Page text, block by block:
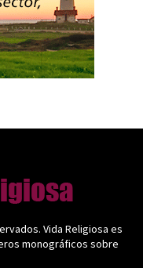
Vida Religiosa es
monográficos sobre